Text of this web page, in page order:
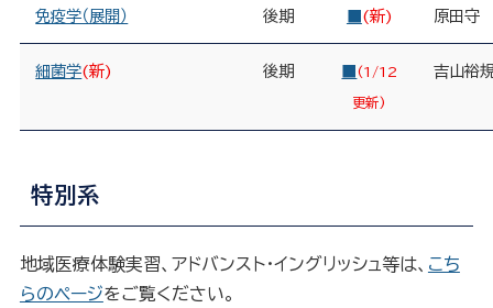
免疫学（展開） 後期 (新) 原田守
細菌学(新) 後期 (1/12
更新)
吉山裕
特別系
地域医療体験実習、アドバンスト・イングリッシュ等は、 こち
らのページをご覧ください。